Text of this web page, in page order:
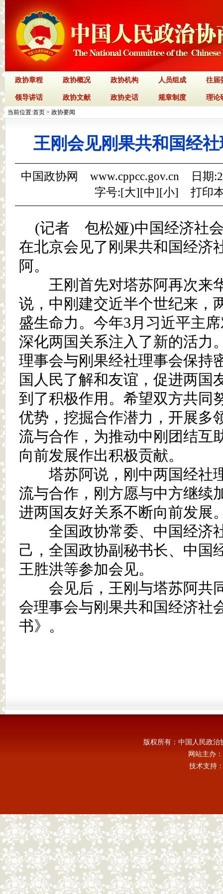
政协章程 政协概况 政协机构 人员组成 往届
领导讲话 政协文献 政协史话 规章制度 理论
当前位置:首页 > 政协要闻
王刚会见刚果共和国经
中国政协网 www.cppcc.gov.cn 日期
字号:[大][中][小] 打印
(记者 包松娅)中国经济社
在北京会见了刚果共和国经济
阿。
王刚首先对塔苏阿再次来
说，中刚建交近半个世纪来，
盛生命力。今年3月习近平主
深化两国关系注入了新的活力
理事会与刚果经社理事会保持
国人民了解和友谊，促进两国
到了积极作用。希望双方共同
优势，挖掘合作潜力，开展多
流与合作，为推动中刚团结互
向前发展作出积极贡献。
塔苏阿说，刚中两国经社
流与合作，刚方愿与中方继续
进两国友好关系不断向前发展
全国政协常委、中国经济
己，全国政协副秘书长、中国
王胜洪等参加会见。
会见后，王刚与塔苏阿共
会理事会与刚果共和国经济社
书》。
版权所有：中国人民政
网站主办
技术支持